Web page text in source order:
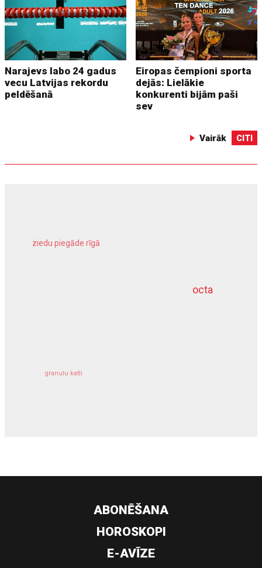
Narajevs labo 24 gadus
vecu Latvijas rekordu
peldēšanā
Eiropas čempioni sporta
dejās: Lielākie
konkurenti bijām paši
sev
Vairāk CITI
octa
ziedu piegāde rīgā
granulu katli
dziļurbums
ABONĒŠANA
HOROSKOPI
E-AVĪZE